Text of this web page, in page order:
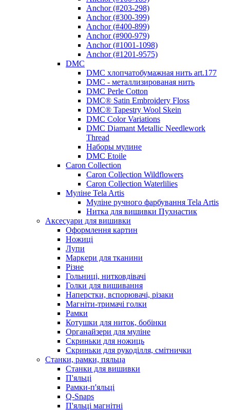
Anchor (#203-298)
Anchor (#300-399)
Anchor (#400-899)
Anchor (#900-979)
Anchor (#1001-1098)
Anchor (#1201-9575)
DMC
DMC хлопчатобумажная нить art.177
DMC - металлизированая нить
DMC Perle Cotton
DMC® Satin Embroidery Floss
DMC® Tapestry Wool Skein
DMC Color Variations
DMC Diamant Metallic Needlework
Thread
Наборы мулине
DMC Etoile
Caron Collection
Caron Collection Wildflowers
Caron Collection Waterlilies
Муліне Tela Artis
Муліне ручного фарбування Tela Artis
Нитка для вишивки Пухнастик
Аксесуари для вишивки
Оформлення картин
Ножиці
Лупи
Маркери для тканини
Різне
Гольниці, нитковдівачі
Голки для вишивання
Наперстки, вспорювачі, різаки
Магніти-тримачі голки
Рамки
Котушки для ниток, бобінки
Органайзери для муліне
Скриньки для ножиць
Скриньки для рукоділля, смітнички
Станки, рамки, пяльца
Станки для вишивки
П'яльці
Рамки-п'яльці
Q-Snaps
П'яльці магнітні